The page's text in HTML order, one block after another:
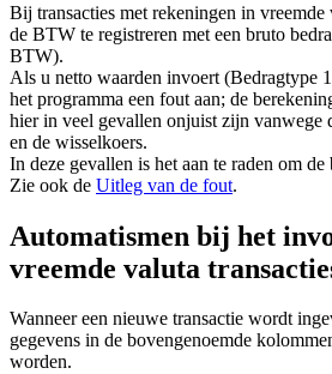
Bij transacties met rekeningen in
de BTW te registreren met een bruto
BTW).
Als u netto waarden invoert (Bedragtype
het programma een fout aan; de
hier in veel gevallen onjuist zijn vanwege
en de wisselkoers.
In deze gevallen is het aan te raden om
Zie ook de Uitleg van de fout.
Automatismen bij het
vreemde valuta
Wanneer een nieuwe transactie wordt
gegevens in de bovengenoemde
worden.